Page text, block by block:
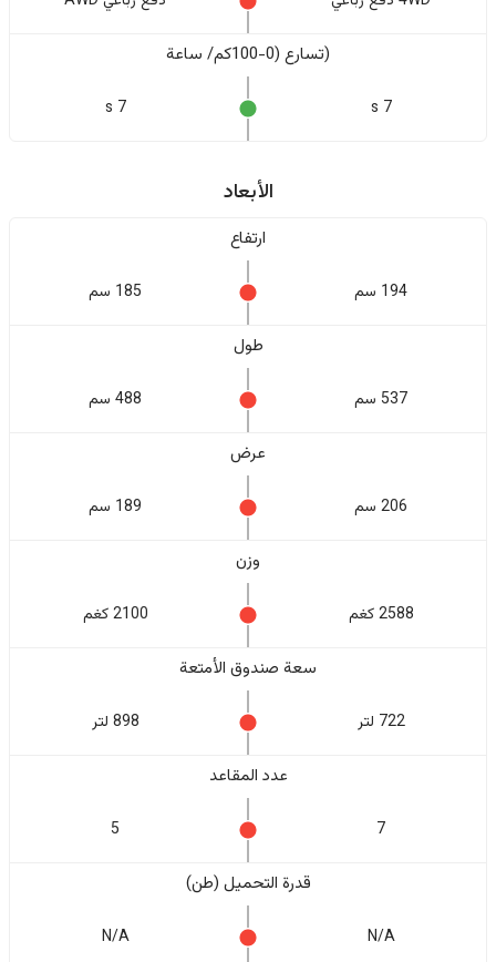
(تسارع (0-100كم/ ساعة
7 s
7 s
الأبعاد
ارتفاع
194 سم 185 سم
طول
537 سم 488 سم
عرض
206 سم 189 سم
وزن
2588 كغم 2100 كغم
سعة صندوق الأمتعة
722 لتر 898 لتر
عدد المقاعد
7
5
قدرة التحميل (طن)
N/A
N/A